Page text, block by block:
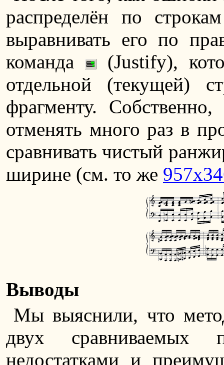
распределён по
выравнивать его по
команда
(Justify),
отдельной (текущей)
фрагменту.
отменять много раз в
сравнивать чистый
ширине (см. то же
Выводы
Мы выяснили, что
двух сравниваемых
недостатками и